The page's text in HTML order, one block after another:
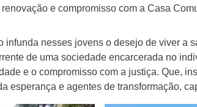
e compromisso com a Casa
infunda nesses jovens o desejo de viver a
de uma sociedade encarcerada no
e o compromisso com a justiça. Que,
esperança e agentes de transformação,